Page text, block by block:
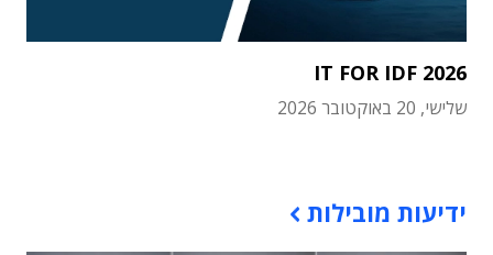
IT FOR IDF 2026
שלישי, 20 באוקטובר 2026
ידיעות מובילות